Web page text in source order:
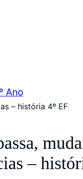
Ano
– história 4º EF
–